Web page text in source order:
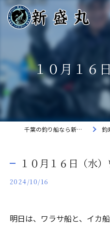
１０月１６
千葉の釣り船なら新盛丸 釣
１０月１６日（水
2024/10/16
明日は、ワラサ船と、イカ